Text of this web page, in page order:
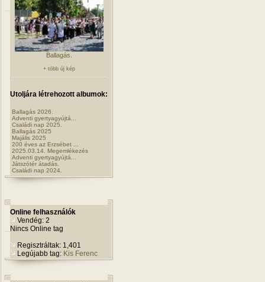
Ballagás.
+ több új kép
Utoljára létrehozott albumok:
Ballagás 2026.
Adventi gyertyagyújtá...
Családi nap 2025.
Ballagás 2025
Majális 2025
200 éves az Erzsébet ...
2025.03.14. Megemlékezés
Adventi gyertyagyújtá...
Játszótér átadás.
Családi nap 2024.
Online felhasználók
Vendég: 2
Nincs Online tag
Regisztráltak: 1,401
Legújabb tag: Kis Ferenc